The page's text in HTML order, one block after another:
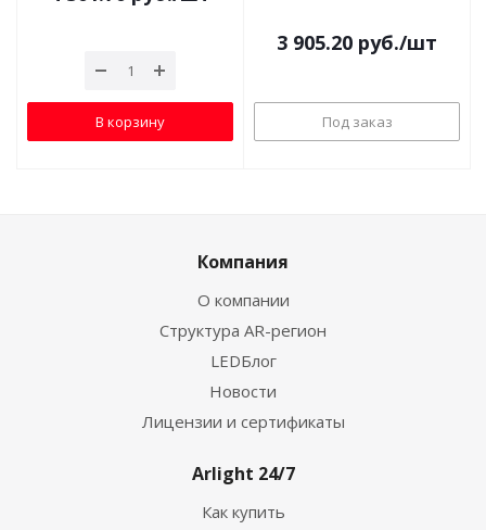
В корзину
3 905.20 руб./шт
Под заказ
Компания
О компании
Структура AR-регион
LEDБлог
Новости
Лицензии и сертификаты
Arlight 24/7
Как купить